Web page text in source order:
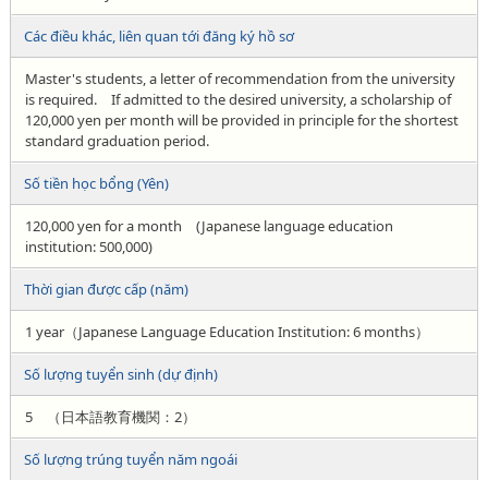
Các điều khác, liên quan tới đăng ký hồ sơ
Master's students, a letter of recommendation from the university
is required. If admitted to the desired university, a scholarship of
120,000 yen per month will be provided in principle for the shortest
standard graduation period.
Số tiền học bổng (Yên)
120,000 yen for a month (Japanese language education
institution: 500,000)
Thời gian được cấp (năm)
1 year（Japanese Language Education Institution: 6 months）
Số lượng tuyển sinh (dự định)
5 （日本語教育機関：2）
Số lượng trúng tuyển năm ngoái